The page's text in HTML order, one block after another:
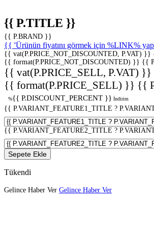
{{ P.TITLE }}
{{ P.BRAND }}
{{ 'Ürünün fiyatını görmek için %LINK%
{{ vat(P.PRICE_NOT_DISCOUNTED, P.VAT) }}
{{ format(P.PRICE_NOT_DISCOUNTED) }} {{
{{ vat(P.PRICE_SELL, P.VAT) }}
{{ format(P.PRICE_SELL) }} {{
%{{ P.DISCOUNT_PERCENT }} İndirim
{{ P.VARIANT_FEATURE1_TITLE ?
{{ P.VARIANT_FEATURE2_TITLE ?
Sepete Ekle
Tükendi
Gelince Haber Ver Gelince Haber Ver